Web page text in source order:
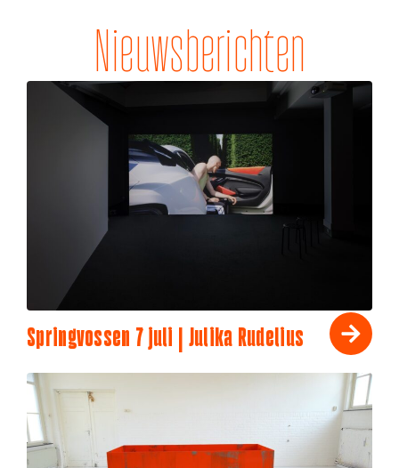
Nieuwsberichten
Springvossen 7 juli | Julika Rudelius